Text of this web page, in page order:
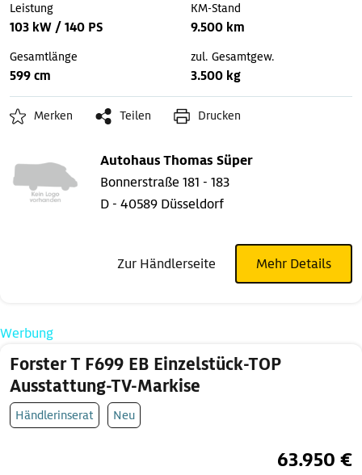
Leistung
103 kW / 140 PS
KM-Stand
9.500 km
Gesamtlänge
599 cm
zul. Gesamtgew.
3.500 kg
Merken Teilen Drucken
Autohaus Thomas Süper
Bonnerstraße 181 - 183
D - 40589 Düsseldorf
Zur Händlerseite Mehr Details
Werbung
Forster T F699 EB Einzelstück-TOP
Ausstattung-TV-Markise
Händlerinserat Neu
63.950 €